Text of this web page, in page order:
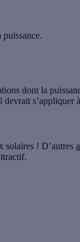
dont la
devrait s’appliquer
solaires ! D’autres